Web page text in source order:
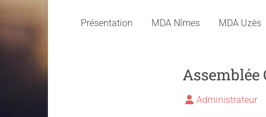
Présentation MDA Nîmes MDA Uzès
Assemblée
Administrateur